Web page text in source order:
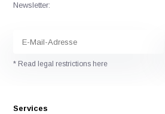
Newsletter:
* Read legal restrictions here
Services